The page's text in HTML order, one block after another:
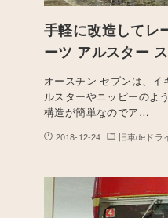
手軽に改造してレ
ーツ アルスター
オースチン セブンは、
ルスターやニッピーのよ
構造が簡単なのでア…
2018-12-24 旧車deドラ